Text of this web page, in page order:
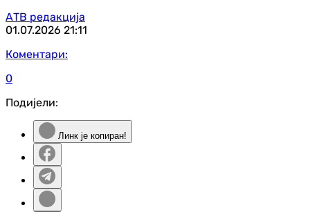
АТВ редакција
01.07.2026 21:11
Коментари:
0
Подијели:
Линк је копиран!